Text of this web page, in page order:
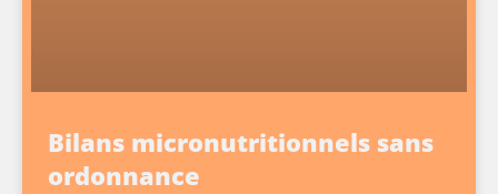
Bilans micronutritionnels sans
ordonnance